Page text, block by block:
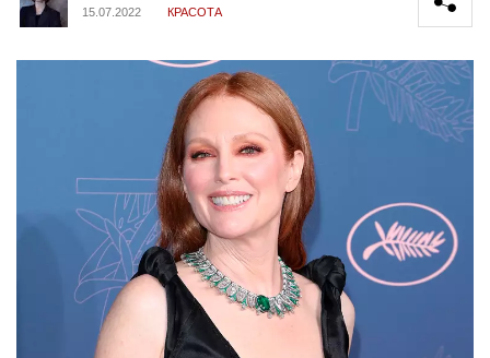
15.07.2022
КРАСОТА